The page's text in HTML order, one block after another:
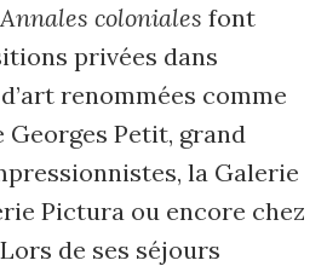
Annales coloniales font
privées dans
renommées comme
Petit, grand
la Galerie
Pictura ou encore chez
de ses séjours